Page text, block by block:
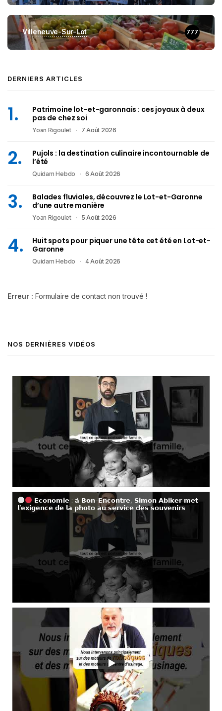
Villeneuve-Sur-Lot 777
DERNIERS ARTICLES
Patrimoine lot-et-garonnais : ces joyaux à deux
pas de chez soi
Yoan Rigoulet 7 Août 2026
Pujols : la destination culinaire incontournable de
l’été
Quidam Hebdo 6 Août 2026
Balades fluviales, découvrez le Lot-et-Garonne
d’une autre manière
Yoan Rigoulet 5 Août 2026
Huit spots pour piquer une tête cet été en Lot-et-
Garonne
Quidam Hebdo 4 Août 2026
Erreur : Formulaire de contact non trouvé !
NOS DERNIÈRES VIDÉOS
𝗘𝗰𝗼𝗻𝗼𝗺𝗶𝗲 : 𝗮̀ 𝗕𝗼𝗻-𝗘𝗻𝗰𝗼𝗻𝘁𝗿𝗲, 𝗦𝗶𝗺𝗼𝗻 𝗔𝗯𝗶𝗸𝗲𝗿 𝗺𝗲𝘁
𝗹’𝗲𝘅𝗶𝗴𝗲𝗻𝗰𝗲 𝗱𝗲 𝗹𝗮 𝗽𝗵𝗼𝘁𝗼 𝗮𝘂 𝘀𝗲𝗿𝘃𝗶𝗰𝗲 𝗱𝗲𝘀 𝘀𝗼𝘂𝘃𝗲𝗻𝗶𝗿𝘀